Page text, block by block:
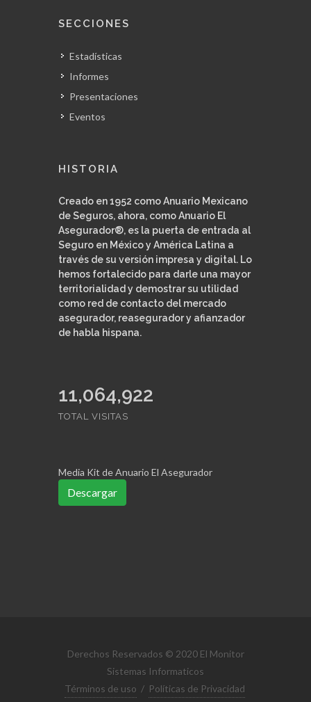
SECCIONES
Estadísticas
Informes
Presentaciones
Eventos
HISTORIA
Creado en 1952 como Anuario Mexicano
de Seguros, ahora, como Anuario El
Asegurador®, es la puerta de entrada al
Seguro en México y América Latina a
través de su versión impresa y digital. Lo
hemos fortalecido para darle una mayor
territorialidad y demostrar su utilidad
como red de contacto del mercado
asegurador, reasegurador y afianzador
de habla hispana.
11,363,973
TOTAL VISITAS
Media Kit de Anuario El Asegurador
Descargar
Derechos Reservados © 2020 El Monitor
Sistemas Informaticos
Términos de uso / Políticas de Privacidad